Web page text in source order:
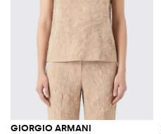
GIORGIO ARMANI